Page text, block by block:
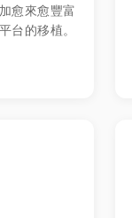
愈來愈豐富
台的移植。